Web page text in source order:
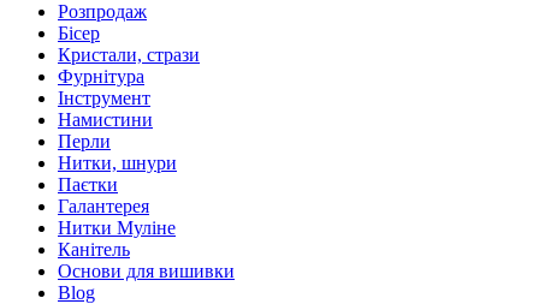
Розпродаж
Бісер
Кристали, стрази
Фурнітура
Інструмент
Намистини
Перли
Нитки, шнури
Паєтки
Галантерея
Нитки Муліне
Канітель
Основи для вишивки
Blog